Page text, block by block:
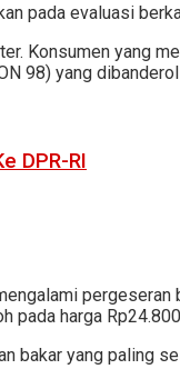
pada evaluasi
Konsumen yang
98) yang
DPR-RI
pada harga
yang paling